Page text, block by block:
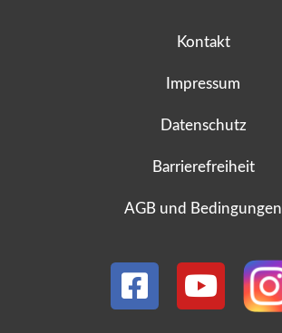
Kontakt
Impressum
Datenschutz
Barrierefreiheit
AGB und Bedingungen